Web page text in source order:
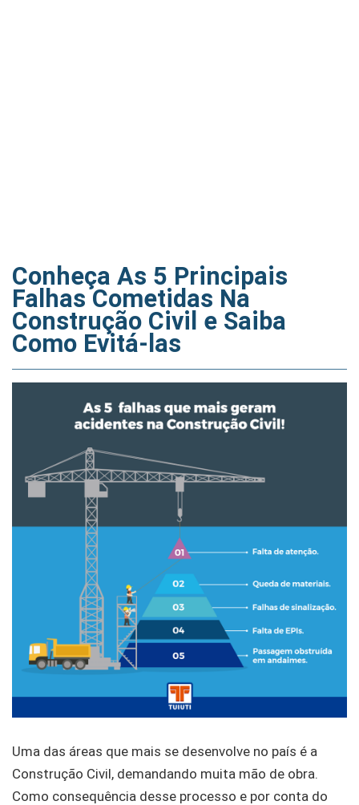
Conheça As 5 Principais
Falhas Cometidas Na
Construção Civil e Saiba
Como Evitá-las
Uma das áreas que mais se desenvolve no país é a
Construção Civil, demandando muita mão de obra.
Como consequência desse processo e por conta do